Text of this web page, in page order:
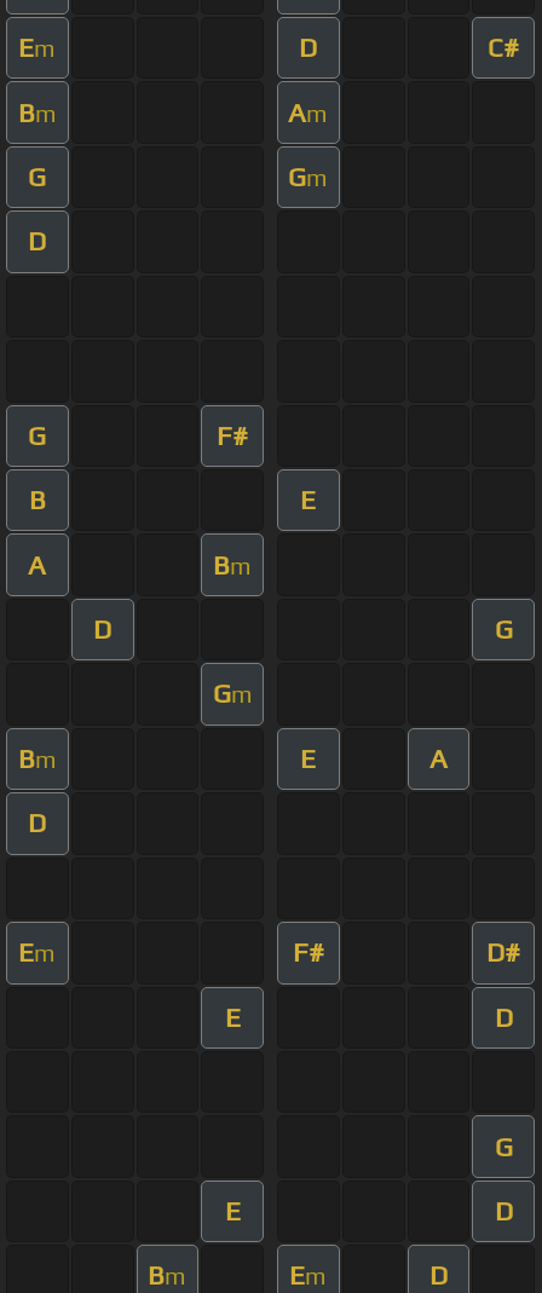
Em D C#
Bm Am
G Gm
D
G F#
B E
A Bm
D G
Gm
Bm E A
D
Em F# D#
E D
G
E D
Bm Em D